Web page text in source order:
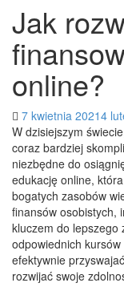
Jak
online?
7 kwietnia 20214
W dzisiejszym
coraz bardziej
niezbędne do
edukację online,
bogatych zasobów
finansów osobistych,
kluczem do lepszego
odpowiednich
efektywnie
rozwijać swoje